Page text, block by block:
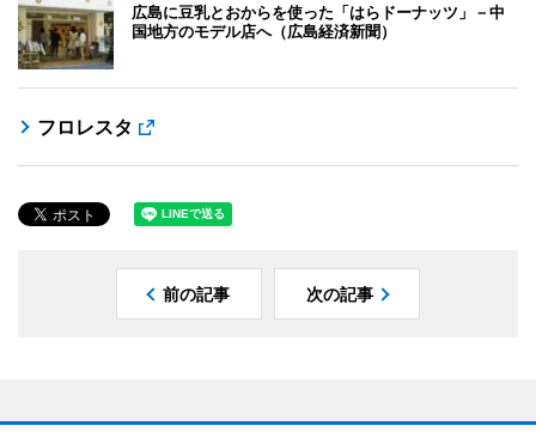
広島に豆乳とおからを使った「はらドーナッツ」－中
国地方のモデル店へ（広島経済新聞）
フロレスタ
前の記事 次の記事